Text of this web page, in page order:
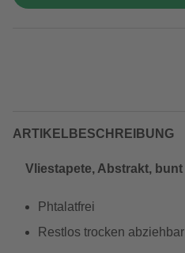
ARTIKELBESCHREIBUNG
Vliestapete, Abstrakt, bunt
Phtalatfrei
Restlos trocken abziehbar